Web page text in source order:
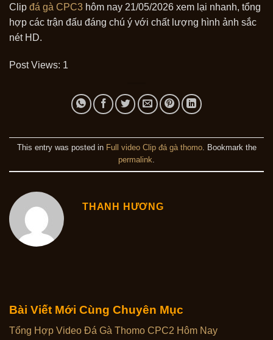
Bài Viết Mới Cùng Chuyên Mục
Tổng Hợp Video Đá Gà Thomo CPC2 Hôm Nay
Clip đá gà CPC3 hôm nay 21/05/2026 xem lại nhanh, tổng
hợp các trận đấu đáng chú ý với chất lượng hình ảnh sắc
nét HD.
Post Views: 1
This entry was posted in Full video Clip đá gà thomo. Bookmark the
permalink
THANH HƯƠNG